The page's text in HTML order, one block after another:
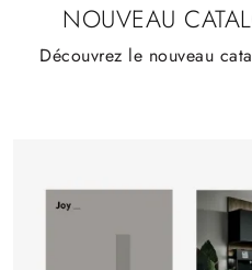
NOUVEAU
Découvrez le nouveau